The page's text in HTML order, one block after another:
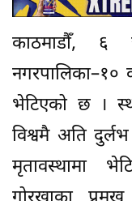
काठमाडौँ, ६
नगरपालिका–१०
भेटिएको छ ।
विश्वमै अति
मृतावस्थामा